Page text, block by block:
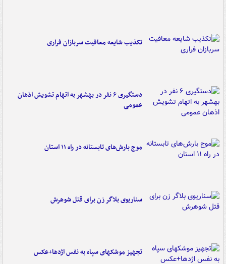
تکذیب شایعه معافیت سربازان فراری
دستگیری ۶ نفر در بهشهر به اتهام تشویش اذهان
عمومی
موج بارش‌های تابستانه در راه ۱۱ استان
سناریوی بلاگر زن برای قتل شوهرش
تجهیز موشکهای سپاه به نفس اژدها+عکس